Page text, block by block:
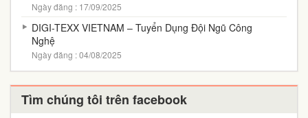
Ngày đăng : 17/09/2025
DIGI-TEXX VIETNAM – Tuyển Dụng Đội Ngũ Công
Nghệ
Ngày đăng : 04/08/2025
Tìm chúng tôi trên facebook